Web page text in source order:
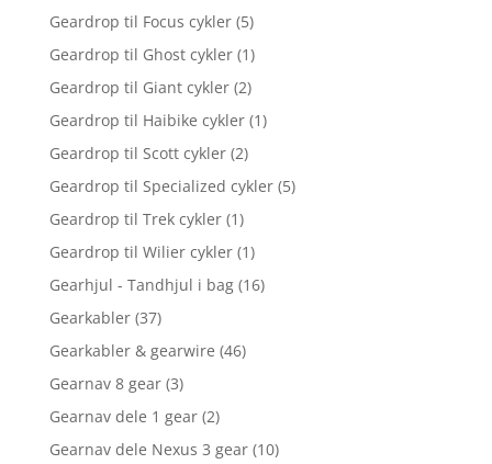
Geardrop til Focus cykler (5)
Geardrop til Ghost cykler (1)
Geardrop til Giant cykler (2)
Geardrop til Haibike cykler (1)
Geardrop til Scott cykler (2)
Geardrop til Specialized cykler (5)
Geardrop til Trek cykler (1)
Geardrop til Wilier cykler (1)
Gearhjul - Tandhjul i bag (16)
Gearkabler (37)
Gearkabler & gearwire (46)
Gearnav 8 gear (3)
Gearnav dele 1 gear (2)
Gearnav dele Nexus 3 gear (10)